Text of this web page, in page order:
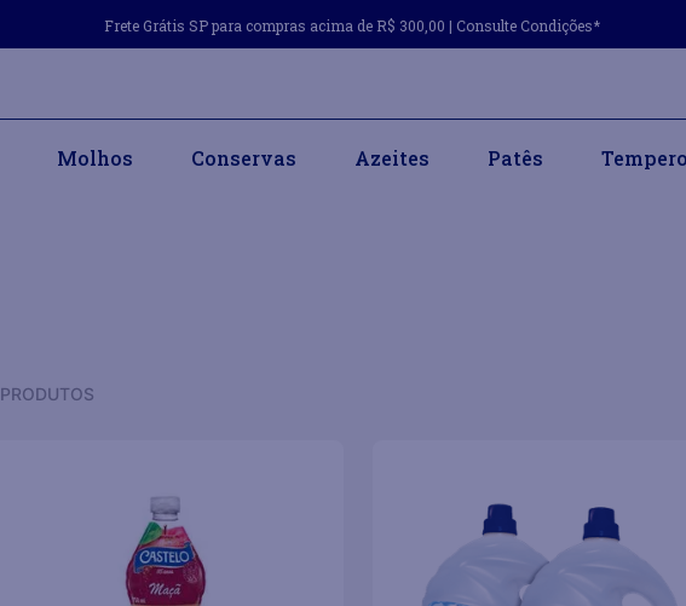
Frete Grátis SP para compras acima de R$ 300,00 | Consulte Condições*
Molhos Conservas Azeites Patês
PRODUTOS